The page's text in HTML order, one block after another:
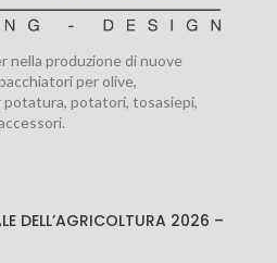
nella produzione di nuove
per olive,
potatori, tosasiepi,
DELL’AGRICOLTURA 2026 –